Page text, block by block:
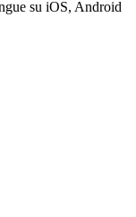
su iOS, Android